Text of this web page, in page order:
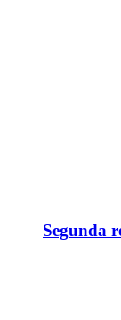
Segunda